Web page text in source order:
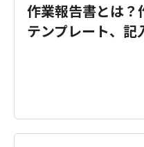
作業報告書とは？
テンプレート、記